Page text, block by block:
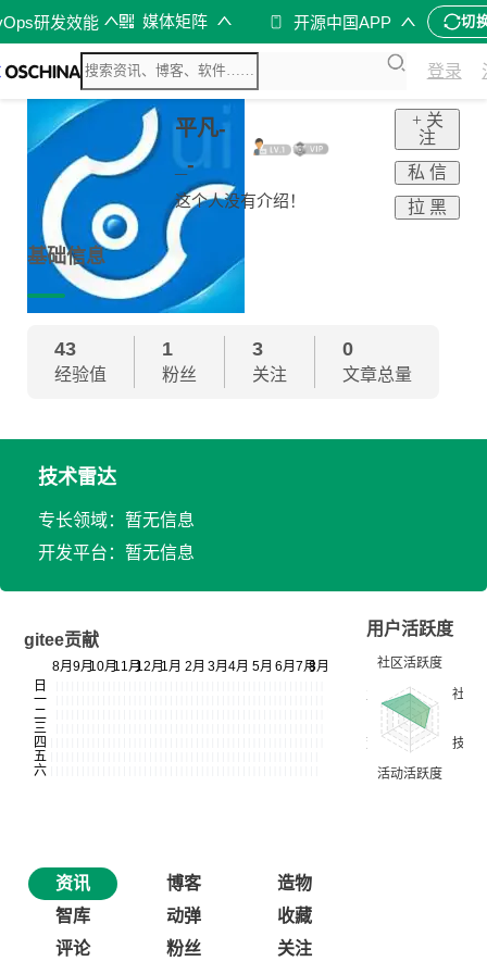
研发效能 媒体矩阵 开源中国APP 切
登录
平凡-
_-
这个人没有介绍！
+ 关
注
私 信
拉 黑
基础信息
43
经验值
1
粉丝
3
关注
0
文章总量
技术雷达
专长领域：暂无信息
开发平台：暂无信息
gitee贡献
用户活跃度
资讯 博客
造物
智库
动弹
收藏
评论
粉丝 关注